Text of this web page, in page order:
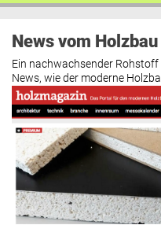
News vom Holzbau
Ein nachwachsender
News, wie der moderne